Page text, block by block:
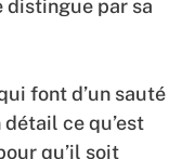
distingue par sa
font d’un sauté
ce qu’est
qu’il soit